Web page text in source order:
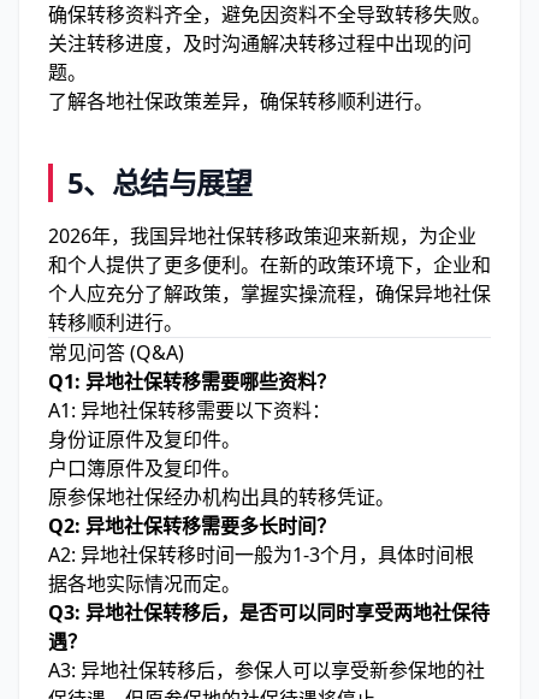
确保转移资料齐全，避免因资料不全导致转移失败。
关注转移进度，及时沟通解决转移过程中出现的问
题。
了解各地社保政策差异，确保转移顺利进行。
5、 总结与展望
2026年，我国异地社保转移政策迎来新规，为企业
和个人提供了更多便利。在新的政策环境下，企业和
个人应充分了解政策，掌握实操流程，确保异地社保
转移顺利进行。
常见问答 (Q&A)
Q1: 异地社保转移需要哪些资料？
A1: 异地社保转移需要以下资料：
身份证原件及复印件。
户口簿原件及复印件。
原参保地社保经办机构出具的转移凭证。
Q2: 异地社保转移需要多长时间？
A2: 异地社保转移时间一般为1-3个月，具体时间根
据各地实际情况而定。
Q3: 异地社保转移后，是否可以同时享受两地社保待
遇？
A3: 异地社保转移后，参保人可以享受新参保地的社